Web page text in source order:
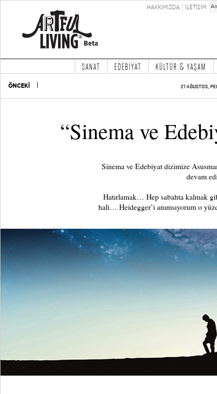
HAKKIMIZDA İLETİŞİM
SANAT EDEBİYAT KÜLTÜR & YAŞAM
ÖNCEKİ 21 AĞUSTOS,
“Sinema ve
Sinema ve Edebiyat dizimize
devam
Hatırlamak… Hep sabahta kalmak
hali… Heidegger’i anımsıyorum o